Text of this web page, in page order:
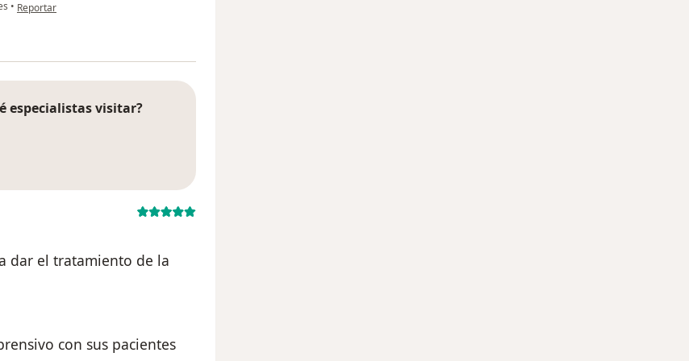
• en opinión del usuario paciente
Reportar
especialistas visitar?
dar el tratamiento de la
con sus pacientes